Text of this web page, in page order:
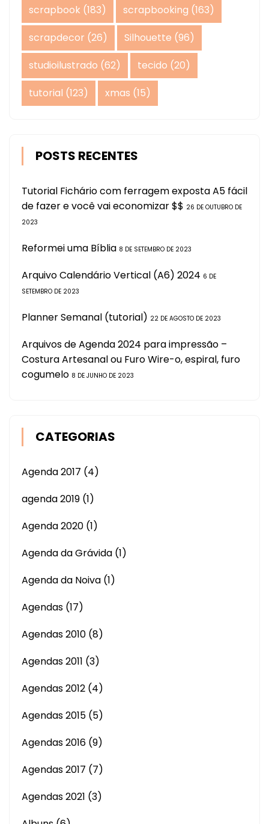
scrapbook (183) scrapbooking (163)
scrapdecor (26) Silhouette (96)
studioilustrado (62) tecido (20)
tutorial (123) xmas (15)
POSTS RECENTES
Tutorial Fichário com ferragem exposta A5 fácil
de fazer e você vai economizar $$ 26 DE OUTUBRO DE
2023
Reformei uma Bíblia 8 DE SETEMBRO DE 2023
Arquivo Calendário Vertical (A6) 2024 6 DE
SETEMBRO DE 2023
Planner Semanal (tutorial) 22 DE AGOSTO DE 2023
Arquivos de Agenda 2024 para impressão –
Costura Artesanal ou Furo Wire-o, espiral, furo
cogumelo 8 DE JUNHO DE 2023
CATEGORIAS
Agenda 2017 (4)
agenda 2019 (1)
Agenda 2020 (1)
Agenda da Grávida (1)
Agenda da Noiva (1)
Agendas (17)
Agendas 2010 (8)
Agendas 2011 (3)
Agendas 2012 (4)
Agendas 2015 (5)
Agendas 2016 (9)
Agendas 2017 (7)
Agendas 2021 (3)